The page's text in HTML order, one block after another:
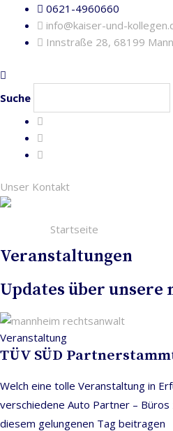
0621-4960660
info@kaiser-und-
Innstraße 28, 68199
Suche
Unser Kontakt
Startseite
Veranstaltungen
Updates über unsere
Veranstaltung
TÜV SÜD
Welch eine tolle Veranstaltung in
verschiedene Auto Partner – Büros
diesem gelungenen Tag beitragen